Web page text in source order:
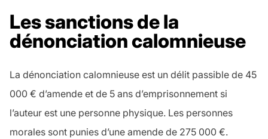
Les sanctions de la
dénonciation calomnieuse
La dénonciation calomnieuse est un délit passible de 45
000 € d’amende et de 5 ans d’emprisonnement si
l’auteur est une personne physique. Les personnes
morales sont punies d’une amende de 275 000 €.